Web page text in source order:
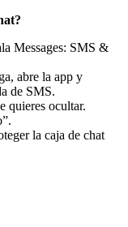
Messages: SMS &
abre la app y
de SMS.
quieres ocultar.
la caja de chat